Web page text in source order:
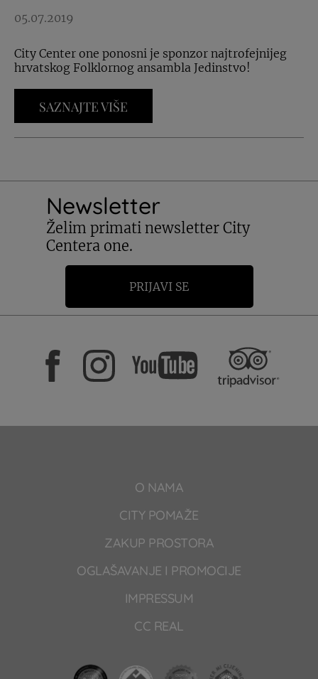
05.07.2019
City Center one ponosni je sponzor najtrofejnijeg
hrvatskog Folklornog ansambla Jedinstvo!
SAZNAJTE VIŠE
Newsletter
Želim primati newsletter City
Centera one.
PRIJAVI SE
O NAMA
CITY POMAŽE
ZAKUP PROSTORA
OGLAŠAVANJE I PROMOCIJE
IMPRESSUM
CC REAL